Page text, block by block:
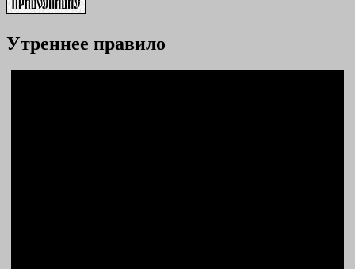
Утреннее правило